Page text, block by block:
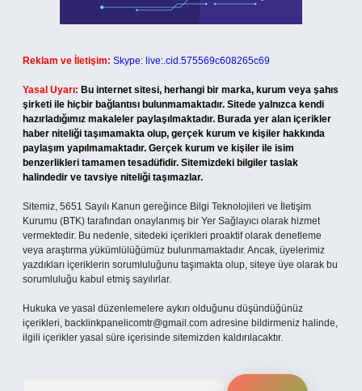
Reklam ve İletişim: Skype: live:.cid.575569c608265c69
Yasal Uyarı: Bu internet sitesi, herhangi bir marka, kurum veya şahıs
şirketi ile hiçbir bağlantısı bulunmamaktadır. Sitede yalnızca kendi
hazırladığımız makaleler paylaşılmaktadır. Burada yer alan içerikler
haber niteliği taşımamakta olup, gerçek kurum ve kişiler hakkında
paylaşım yapılmamaktadır. Gerçek kurum ve kişiler ile isim
benzerlikleri tamamen tesadüfidir. Sitemizdeki bilgiler taslak
halindedir ve tavsiye niteliği taşımazlar.
Sitemiz, 5651 Sayılı Kanun gereğince Bilgi Teknolojileri ve İletişim
Kurumu (BTK) tarafından onaylanmış bir Yer Sağlayıcı olarak hizmet
vermektedir. Bu nedenle, sitedeki içerikleri proaktif olarak denetleme
veya araştırma yükümlülüğümüz bulunmamaktadır. Ancak, üyelerimiz
yazdıkları içeriklerin sorumluluğunu taşımakta olup, siteye üye olarak bu
sorumluluğu kabul etmiş sayılırlar.
Hukuka ve yasal düzenlemelere aykırı olduğunu düşündüğünüz
içerikleri, backlinkpanelicomtr@gmail.com adresine bildirmeniz halinde,
ilgili içerikler yasal süre içerisinde sitemizden kaldırılacaktır.